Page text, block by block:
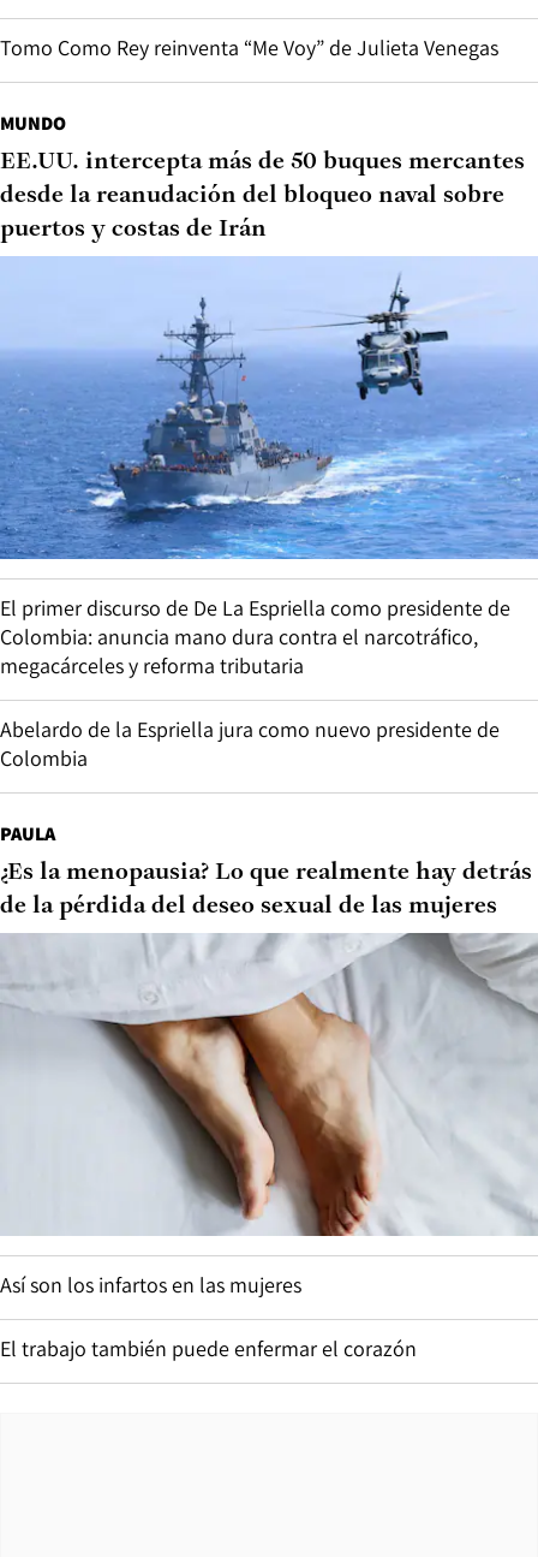
Tomo Como Rey reinventa “Me Voy” de Julieta Venegas
MUNDO
EE.UU. intercepta más de 50 buques mercantes
desde la reanudación del bloqueo naval sobre
puertos y costas de Irán
El primer discurso de De La Espriella como presidente de
Colombia: anuncia mano dura contra el narcotráfico,
megacárceles y reforma tributaria
Abelardo de la Espriella jura como nuevo presidente de
Colombia
PAULA
¿Es la menopausia? Lo que realmente hay detrás
de la pérdida del deseo sexual de las mujeres
Así son los infartos en las mujeres
El trabajo también puede enfermar el corazón